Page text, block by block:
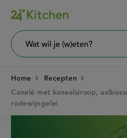
Overslaan
en
naar
wil
Home
Recepten
Canelé met kaneelsiroop,
rodewijngelei